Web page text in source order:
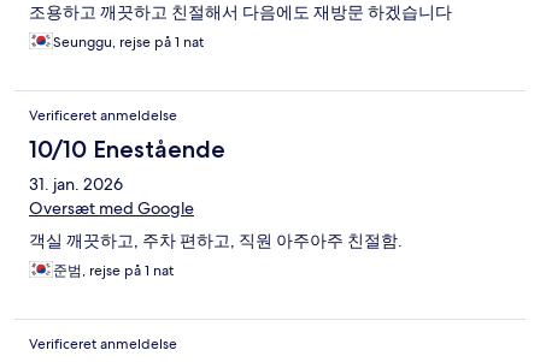
조용하고 깨끗하고 친절해서 다음에도 재방문 하겠습니다
Seunggu, rejse på 1 nat
Verificeret anmeldelse
10/10 Enestående
31. jan. 2026
Oversæt med Google
객실 깨끗하고, 주차 편하고, 직원 아주아주 친절함.
준범, rejse på 1 nat
Verificeret anmeldelse